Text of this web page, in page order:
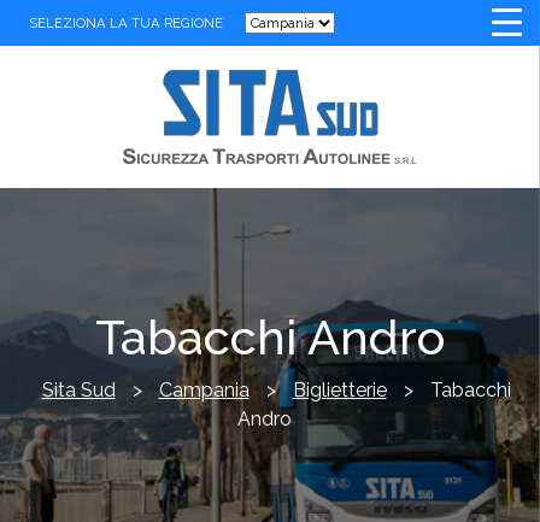
SELEZIONA LA TUA REGIONE
Tabacchi Andro
Sita Sud > Campania > Biglietterie >
Tabacchi
Andro